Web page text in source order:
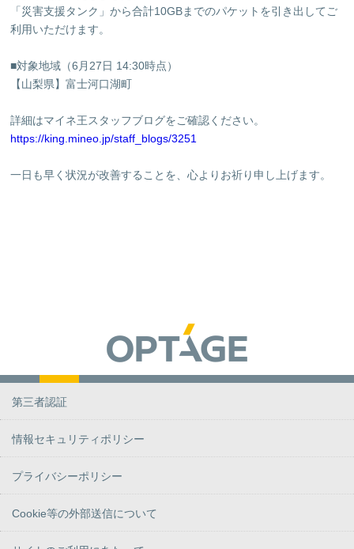
「災害支援タンク」から合計10GBまでのパケットを引き出してご
利用いただけます。
■対象地域 （6 月27日 14:30時点）
【山梨県】富士河口湖町
詳細はマイネ王スタッフブログをご確認ください。
https://king.mineo.jp/staff_blogs/3251
一日も早く状況が改善することを、心よりお祈り申し上げます。
第三者認証
情報セキュリティポリシー
プライバシーポリシー
Cookie等の外部送信について